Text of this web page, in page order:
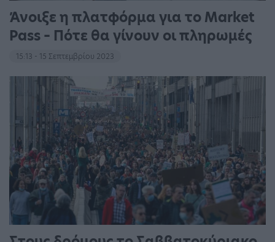
Άνοιξε η πλατφόρμα για το Market
Pass – Πότε θα γίνουν οι πληρωμές
15:13 - 15 Σεπτεμβρίου 2023